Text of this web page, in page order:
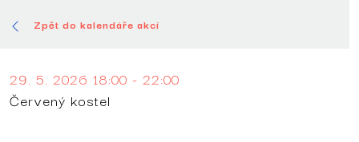
Zpět do kalendáře akcí
29. 5. 2026 18:00 - 22:00
Červený kostel